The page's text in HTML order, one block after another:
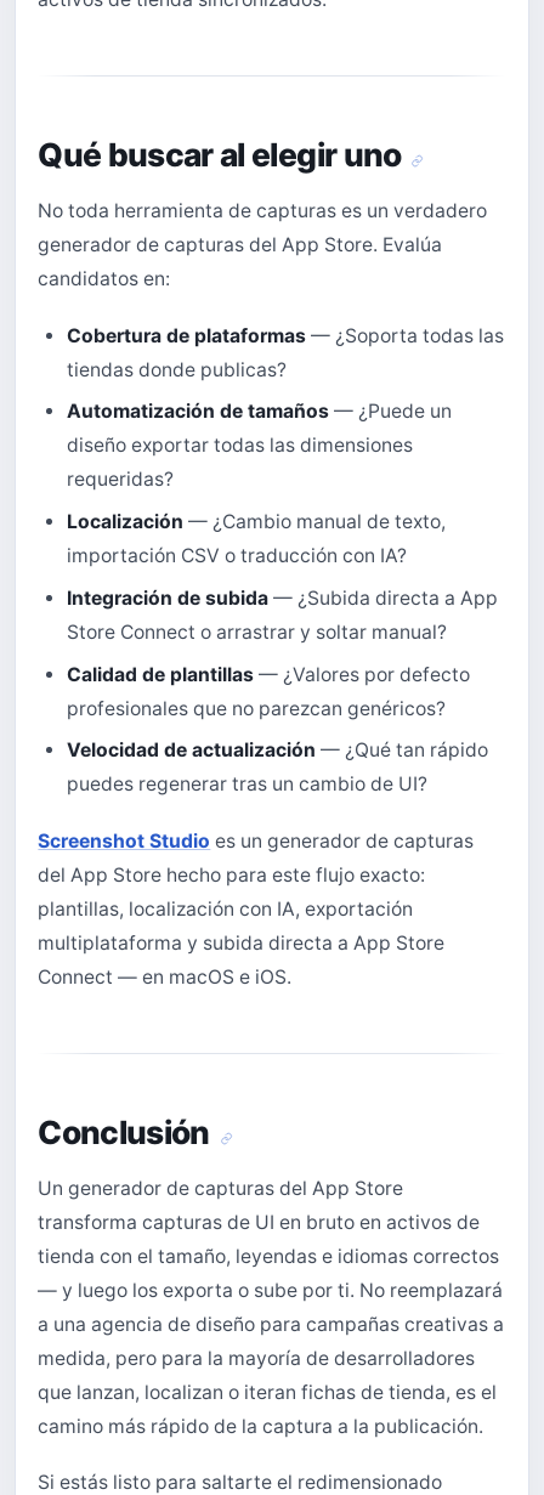
Qué buscar al elegir uno
No toda herramienta de capturas es un verdadero
generador de capturas del App Store. Evalúa
candidatos en:
Cobertura de plataformas— ¿Soporta todas las
tiendas donde publicas?
Automatización de tamaños— ¿Puede un
diseño exportar todas las dimensiones
requeridas?
Localización — ¿Cambio manual de texto,
importación CSV o traducción con IA?
Integración de subida— ¿Subida directa a App
Store Connect o arrastrar y soltar manual?
Calidad de plantillas— ¿Valores por defecto
profesionales que no parezcan genéricos?
Velocidad de actualización — ¿Qué tan rápido
puedes regenerar tras un cambio de UI?
Screenshot Studio es un generador de capturas
del App Store hecho para este flujo exacto:
plantillas, localización con IA, exportación
multiplataforma y subida directa a App Store
Connect — en macOS e iOS.
Conclusión
Un generador de capturas del App Store
transforma capturas de UI en bruto en activos de
tienda con el tamaño, leyendas e idiomas correctos
— y luego los exporta o sube por ti. No reemplazará
a una agencia de diseño para campañas creativas a
medida, pero para la mayoría de desarrolladores
que lanzan, localizan o iteran fichas de tienda, es el
camino más rápido de la captura a la publicación.
Si estás listo para saltarte el redimensionado